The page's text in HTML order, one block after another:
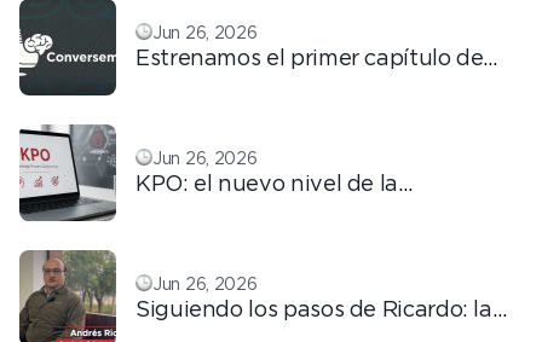
Jun 26, 2026
Estrenamos el primer capítulo de
Jun 26, 2026
KPO: el nuevo nivel de la
Jun 26, 2026
Siguiendo los pasos de Ricardo: la